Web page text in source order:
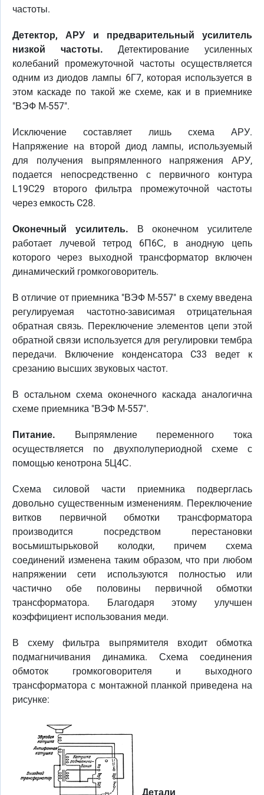
частоты.
Детектор, АРУ и предварительный усилитель
низкой частоты. Детектирование усиленных
колебаний промежуточной частоты осуществляется
одним из диодов лампы 6Г7, которая используется в
этом каскаде по такой же схеме, как и в приемнике
"ВЭФ М-557".
Исключение составляет лишь схема АРУ.
Напряжение на второй диод лампы, используемый
для получения выпрямленного напряжения АРУ,
подается непосредственно с первичного контура
L19C29 второго фильтра промежуточной частоты
через емкость C28.
Оконечный усилитель. В оконечном усилителе
работает лучевой тетрод 6П6С, в анодную цепь
которого через выходной трансформатор включен
динамический громкоговоритель.
В отличие от приемника "ВЭФ М-557" в схему введена
регулируемая частотно-зависимая отрицательная
обратная связь. Переключение элементов цепи этой
обратной связи используется для регулировки тембра
передачи. Включение конденсатора C33 ведет к
срезанию высших звуковых частот.
В остальном схема оконечного каскада аналогична
схеме приемника "ВЭФ М-557".
Питание. Выпрямление переменного тока
осуществляется по двухполупериодной схеме с
помощью кенотрона 5Ц4С.
Схема силовой части приемника подверглась
довольно существенным изменениям. Переключение
витков первичной обмотки трансформатора
производится посредством перестановки
восьмиштырьковой колодки, причем схема
соединений изменена таким образом, что при любом
напряжении сети используются полностью или
частично обе половины первичной обмотки
трансформатора. Благодаря этому улучшен
коэффициент использования меди.
В схему фильтра выпрямителя входит обмотка
подмагничивания динамика. Схема соединения
обмоток громкоговорителя и выходного
трансформатора с монтажной планкой приведена на
рисунке:
Детали